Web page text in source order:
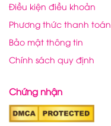
Điều kiện điều khoản
Phương thức thanh toán
Bảo mật thông tin
Chính sách quy định
Chứng nhận